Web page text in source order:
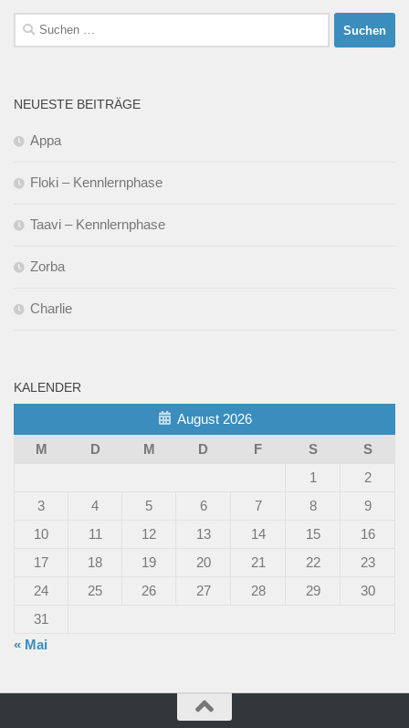
Suchen
nach:
NEUESTE BEITRÄGE
Appa
Floki – Kennlernphase
Taavi – Kennlernphase
Zorba
Charlie
KALENDER
August 2026
M
D M D F S
S
1
2
3
4 5 6 7 8
9
10
11 12 13 14 15
16
17
18 19 20 21 22
23
24
25 26 27 28 29
30
31
« Mai